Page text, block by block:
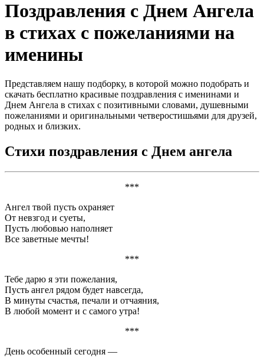
Поздравления с Днем Ангела
в стихах с пожеланиями на
именины
Представляем нашу подборку, в которой можно подобрать и
скачать бесплатно красивые поздравления с именинами и
Днем Ангела в стихах с позитивными словами, душевными
пожеланиями и оригинальными четверостишьями для друзей,
родных и близких.
Стихи поздравления с Днем ангела
***
Ангел твой пусть охраняет
От невзгод и суеты,
Пусть любовью наполняет
Все заветные мечты!
***
Тебе дарю я эти пожелания,
Пусть ангел рядом будет навсегда,
В минуты счастья, печали и отчаяния,
В любой момент и с самого утра!
***
День особенный сегодня —